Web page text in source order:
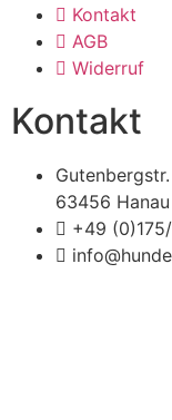
Kontakt
AGB
Widerruf
Kontakt
63456 Hanau
+49